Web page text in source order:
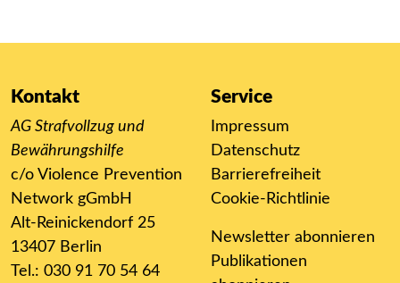
Kontakt
AG Strafvollzug und
Bewährungshilfe
c/o Violence Prevention
Network gGmbH
Alt-Reinickendorf 25
13407 Berlin
Tel.: 030 91 70 54 64
Service
Impressum
Datenschutz
Barrierefreiheit
Cookie-Richtlinie
Newsletter abonnieren
Publikationen